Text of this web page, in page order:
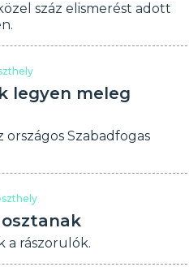
száz elismerést adott
legyen meleg
Szabadfogas
a rászorulók.